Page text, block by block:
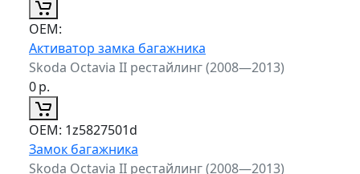
ОЕМ:
Активатор замка багажника
Skoda Octavia II рестайлинг (2008—2013)
0р.
ОЕМ: 1z5827501d
Замок багажника
Skoda Octavia II рестайлинг (2008—2013)